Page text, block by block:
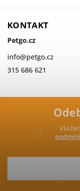
KONTAKT
Petgo.cz
info@petgo.cz
315 686 621